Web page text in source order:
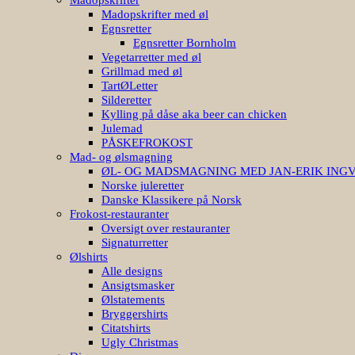
Madopskrifter med øl
Egnsretter
Egnsretter Bornholm
Vegetarretter med øl
Grillmad med øl
TartØLetter
Silderetter
Kylling på dåse aka beer can chicken
Julemad
PÅSKEFROKOST
Mad- og ølsmagning
ØL- OG MADSMAGNING MED JAN-ERIK
Norske juleretter
Danske Klassikere på Norsk
Frokost-restauranter
Oversigt over restauranter
Signaturretter
Ølshirts
Alle designs
Ansigtsmasker
Ølstatements
Bryggershirts
Citatshirts
Ugly Christmas